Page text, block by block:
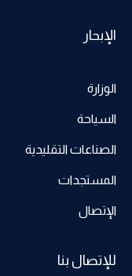
الإبحار
الوزارة
السياحة
الصناعات التقليدية
المستجدات
الإتصال
للإتصال بنا